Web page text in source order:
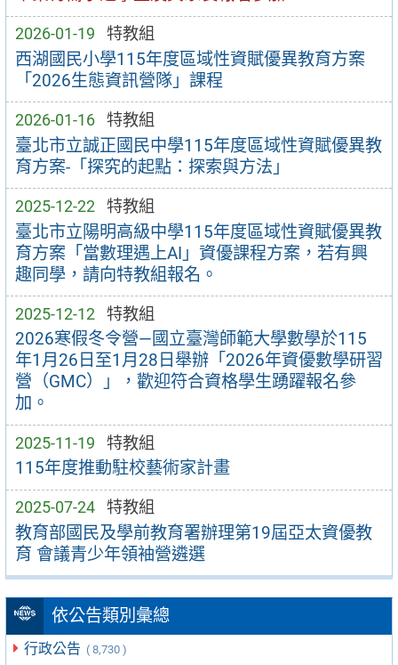
2026-01-19 特教組
西湖國民小學115年度區域性資賦優異教育方案
「2026生態資訊營隊」課程
2026-01-16 特教組
臺北市立誠正國民中學115年度區域性資賦優異教
育方案-「探究的起點：探索與方法」
2025-12-22 特教組
臺北市立陽明高級中學115年度區域性資賦優異教
育方案「當數理遇上AI」資優課程方案，若有興
趣同學，請向特教組報名。
2025-12-12 特教組
2026寒假冬令營—國立臺灣師範大學數學於115
年1月26日至1月28日舉辦「2026年資優數學研習
營（GMC）」，歡迎符合資格學生踴躍報名參
加。
2025-11-19 特教組
115年度推動駐校藝術家計畫
2025-07-24 特教組
教育部國民及學前教育署辦理第19屆亞太資優教
育 會議青少年領袖營遴選
依公告類別彙總
行政公告 ( 8,730 )